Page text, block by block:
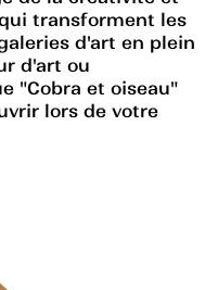
transforment les
d'art en plein
d'art ou
"Cobra et oiseau"
lors de votre